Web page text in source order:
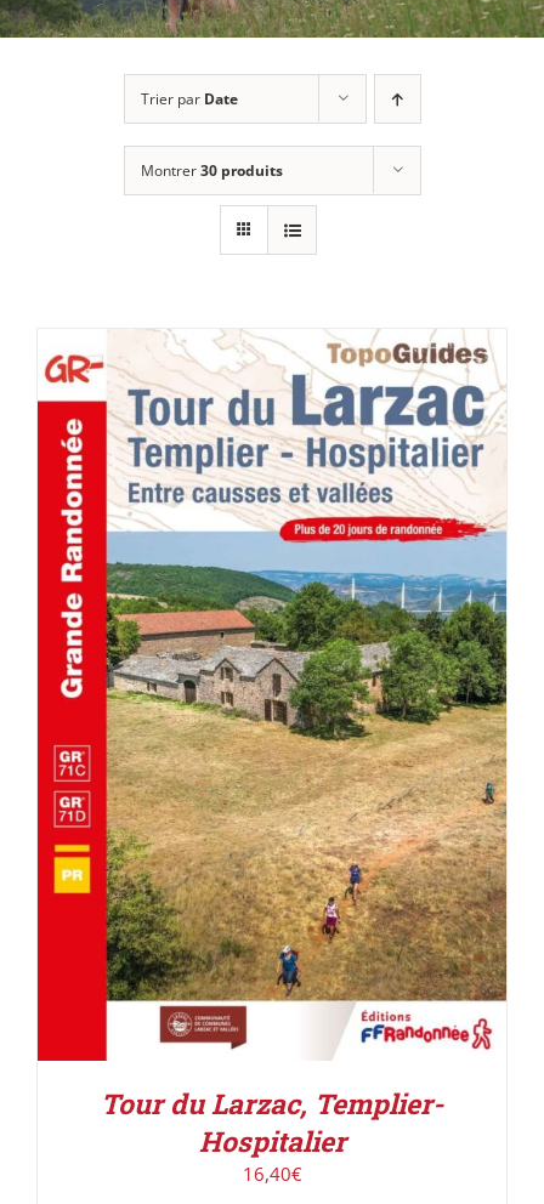
Trier par Date
Montrer30 produits
AJOUTER AU PANIER / DÉTAILS
Tour du Larzac, Templier-
Hospitalier
16,40€